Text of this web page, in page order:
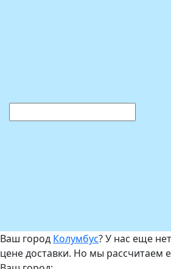
Ваш город Колумбус? У нас еще
цене доставки. Но мы рассчитаем